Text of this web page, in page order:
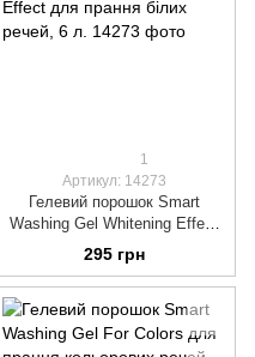
1
Артикул: 14273
Гелевий порошок Smart
Washing Gel Whitening Effect
для прання білих речей, 6 л.
295 грн